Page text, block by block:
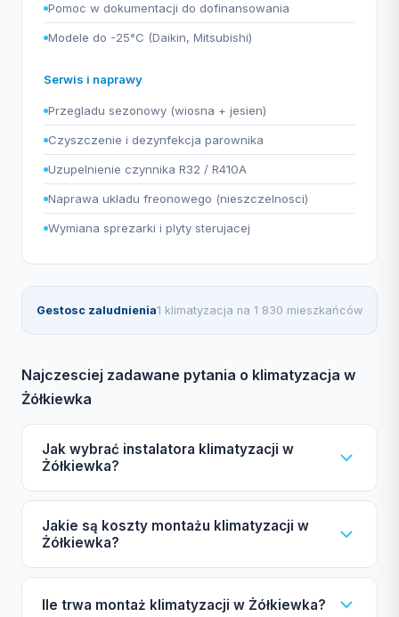
Pomoc w dokumentacji do dofinansowania
Modele do -25°C (Daikin, Mitsubishi)
Serwis i naprawy
Przegladu sezonowy (wiosna + jesien)
Czyszczenie i dezynfekcja parownika
Uzupelnienie czynnika R32 / R410A
Naprawa ukladu freonowego (nieszczelnosci)
Wymiana sprezarki i plyty sterujacej
Gestosc zaludnienia1 klimatyzacja na 1 830 mieszkańców
Najczesciej zadawane pytania o klimatyzacja w
Żółkiewka
Jak wybrać instalatora klimatyzacji w
Żółkiewka?
Wybierając instalatora klimatyzacji w Żółkiewka,
zwróć uwagę na certyfikat F-gazowy UDT,
Daikin, Mitsubishi czy Samsung, gwarancję oraz
opinie w naszym katalogu.
Jakie są koszty montażu klimatyzacji w
Żółkiewka?
Ile trwa montaż klimatyzacji w Żółkiewka?